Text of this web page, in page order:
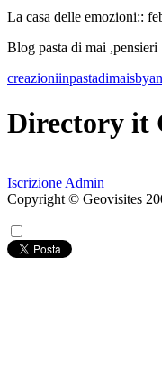
La casa delle emozioni::
Blog pasta di mai ,pensieri
Directory it
Iscrizione Admin
Copyright © Geovisites